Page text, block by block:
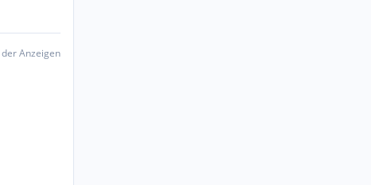
Anzeigen